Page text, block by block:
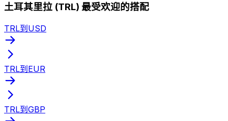
土耳其里拉 (TRL) 最受欢迎的搭配
TRL到USD
TRL到EUR
TRL到GBP